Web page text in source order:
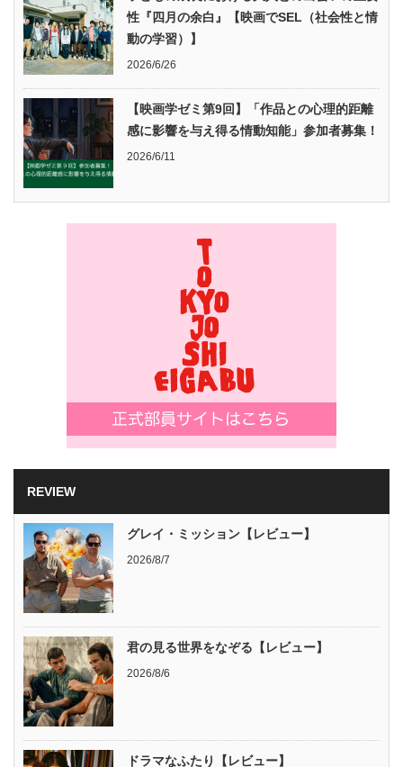
性『四月の余白』【映画でSEL（社会性と情
動の学習）】
2026/6/26
【映画学ゼミ第9回】「作品との心理的距離
感に影響を与え得る情動知能」参加者募集！
2026/6/11
REVIEW
グレイ・ミッション【レビュー】
2026/8/7
君の見る世界をなぞる【レビュー】
2026/8/6
ドラマなふたり【レビュー】